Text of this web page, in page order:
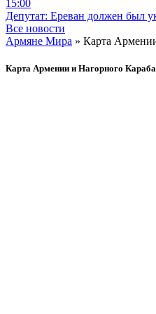
15:00
Депутат: Ереван должен был
Все новости
Армяне Мира » Карта
Карта Армении и Нагорного